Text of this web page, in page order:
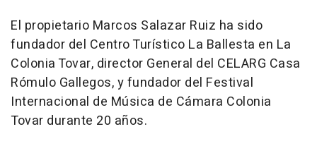
El propietario Marcos Salazar Ruiz ha sido
fundador del Centro Turístico La Ballesta en La
Colonia Tovar, director General del CELARG Casa
Rómulo Gallegos, y fundador del Festival
Internacional de Música de Cámara Colonia
Tovar durante 20 años.